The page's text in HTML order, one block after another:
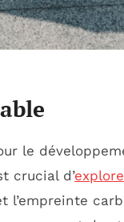
le
crucial d’